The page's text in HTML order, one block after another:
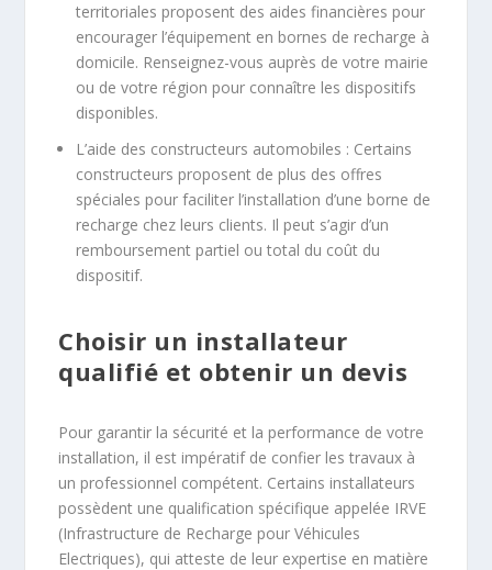
territoriales proposent des aides financières pour
encourager l’équipement en bornes de recharge à
domicile. Renseignez-vous auprès de votre mairie
ou de votre région pour connaître les dispositifs
disponibles.
L’aide des constructeurs automobiles : Certains
constructeurs proposent de plus des offres
spéciales pour faciliter l’installation d’une borne de
recharge chez leurs clients. Il peut s’agir d’un
remboursement partiel ou total du coût du
dispositif.
Choisir un installateur
qualifié et obtenir un devis
Pour garantir la sécurité et la performance de votre
installation, il est impératif de confier les travaux à
un professionnel compétent. Certains installateurs
possèdent une qualification spécifique appelée IRVE
(Infrastructure de Recharge pour Véhicules
Electriques), qui atteste de leur expertise en matière